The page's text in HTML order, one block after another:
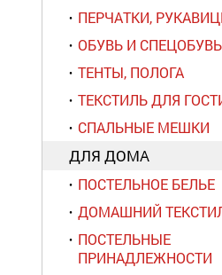
ПЕРЧАТКИ,
ОБУВЬ И СПЕЦОБУВЬ
ТЕНТЫ, ПОЛОГА
ТЕКСТИЛЬ ДЛЯ
СПАЛЬНЫЕ МЕШКИ
ДЛЯ ДОМА
ПОСТЕЛЬНОЕ БЕЛЬЕ
ДОМАШНИЙ
ПОСТЕЛЬНЫЕ
ПРИНАДЛЕЖНОСТИ